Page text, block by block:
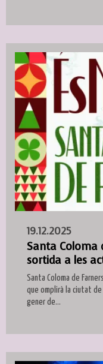
19.12.2025
Santa Coloma
sortida a les
Santa Coloma de
que omplirà la ciutat
gener de...